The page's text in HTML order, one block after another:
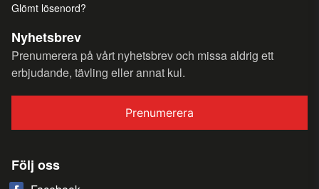
Glömt lösenord?
Nyhetsbrev
Prenumerera på vårt nyhetsbrev och missa aldrig ett
erbjudande, tävling eller annat kul.
Prenumerera
Följ oss